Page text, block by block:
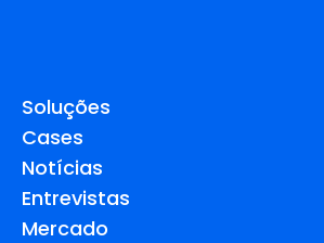
Soluções
Cases
Notícias
Entrevistas
Mercado